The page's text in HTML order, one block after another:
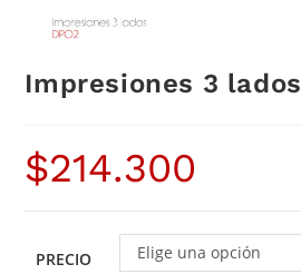
Impresiones 3 lados
$214.300
PRECIO Elige una opción